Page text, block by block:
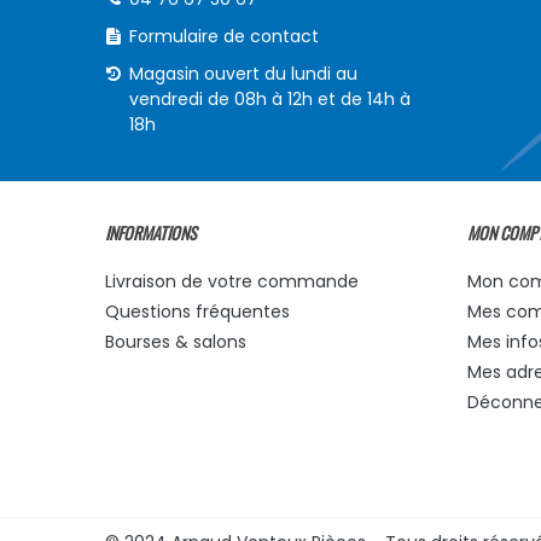
Formulaire de contact
Magasin ouvert du lundi au
vendredi de 08h à 12h et de 14h à
18h
INFORMATIONS
Livraison de votre commande
Questions fréquentes
Bourses & salons
MON
Mon
Mes
Mes
Mes